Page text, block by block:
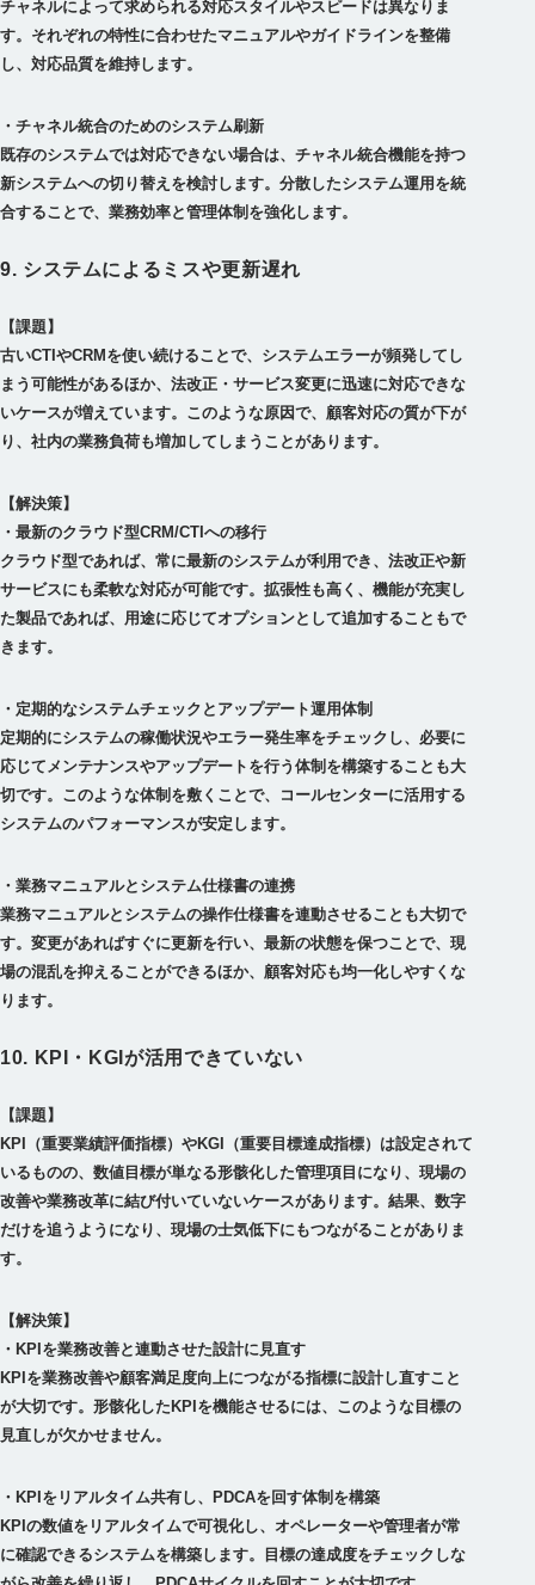
チャネルによって求められる対応スタイルやスピードは異なりま
す。それぞれの特性に合わせたマニュアルやガイドラインを整備
・チャネル統合のためのシステム刷新
既存のシステムでは対応できない場合は、チャネル統合機能を持つ
新システムへの切り替えを検討します。分散したシステム運用を統
9. システムによるミスや更新遅れ
【課題】
古いCTIやCRMを使い続けることで、システムエラーが頻発してし
まう可能性があるほか、法改正・サービス変更に迅速に対応できな
いケースが増えています。このような原因で、顧客対応の質が下が
【解決策】
・最新のクラウド型CRM/CTIへの移行
クラウド型であれば、常に最新のシステムが利用でき、法改正や新
サービスにも柔軟な対応が可能です。拡張性も高く、機能が充実し
た製品であれば、用途に応じてオプションとして追加することもで
・定期的なシステムチェックとアップデート運用体制
定期的にシステムの稼働状況やエラー発生率をチェックし、必要に
応じてメンテナンスやアップデートを行う体制を構築することも大
切です。このような体制を敷くことで、コールセンターに活用する
・業務マニュアルとシステム仕様書の連携
業務マニュアルとシステムの操作仕様書を連動させることも大切で
す。変更があればすぐに更新を行い、最新の状態を保つことで、現
場の混乱を抑えることができるほか、顧客対応も均一化しやすくな
10. KPI・KGIが活用できていない
【課題】
KPI（重要業績評価指標）やKGI（重要目標達成指標）は設定されて
いるものの、数値目標が単なる形骸化した管理項目になり、現場の
改善や業務改革に結び付いていないケースがあります。結果、数字
だけを追うようになり、現場の士気低下にもつながることがありま
【解決策】
・KPIを業務改善と連動させた設計に見直す
KPIを業務改善や顧客満足度向上につながる指標に設計し直すこと
が大切です。形骸化したKPIを機能させるには、このような目標の
・KPIをリアルタイム共有し、PDCAを回す体制を構築
KPIの数値をリアルタイムで可視化し、オペレーターや管理者が常
に確認できるシステムを構築します。目標の達成度をチェックしな